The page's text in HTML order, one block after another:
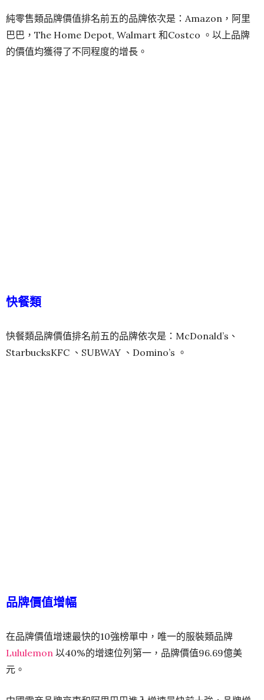
純零售類品牌價值排名前五的品牌依次是：Amazon，阿里
巴巴，The Home Depot, Walmart 和Costco 。以上品牌
的價值均獲得了不同程度的增長。
快餐類
快餐類品牌價值排名前五的品牌依次是：McDonald’s、
StarbucksKFC 、SUBWAY 、Domino’s 。
品牌價值增幅
在品牌價值增速最快的10強榜單中，唯一的服裝類品牌
Lululemon 以40%的增速位列第一，品牌價值96.69億美
元。